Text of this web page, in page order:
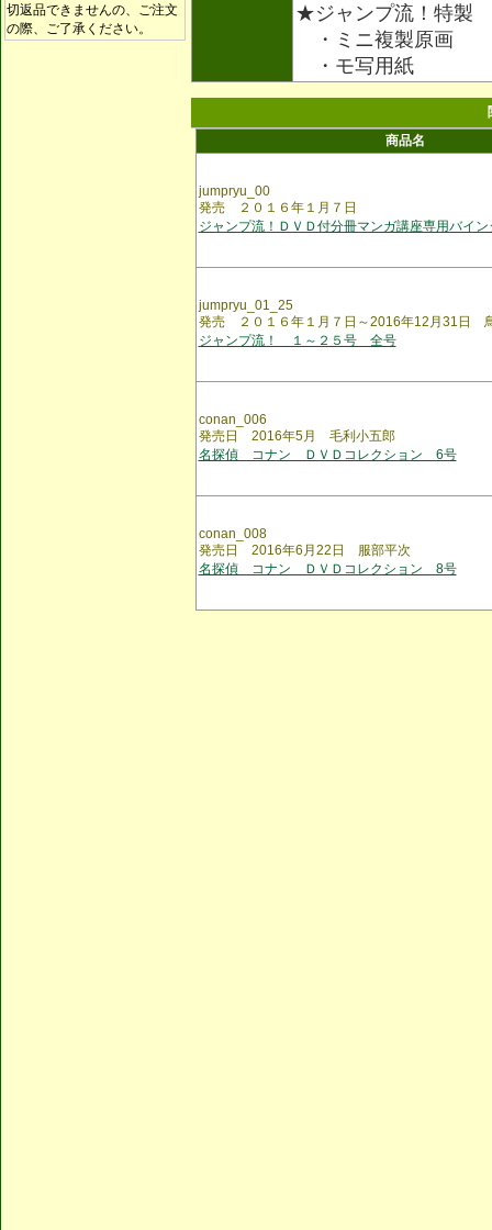
切返品できませんの、ご注文
の際、ご了承ください。
★ジャンプ流！特製
・ミニ複製原画
・モ写用紙
商品名
jumpryu_00
発売 ２０１６年１月７日
ジャンプ流！ＤＶＤ付分冊マンガ講座専用バイン
jumpryu_01_25
発売 ２０１６年１月７日～2016年12月31日
ジャンプ流！ １～２５号 全号
conan_006
発売日 2016年5月 毛利小五郎
名探偵 コナン ＤＶＤコレクション 6号
conan_008
発売日 2016年6月22日 服部平次
名探偵 コナン ＤＶＤコレクション 8号